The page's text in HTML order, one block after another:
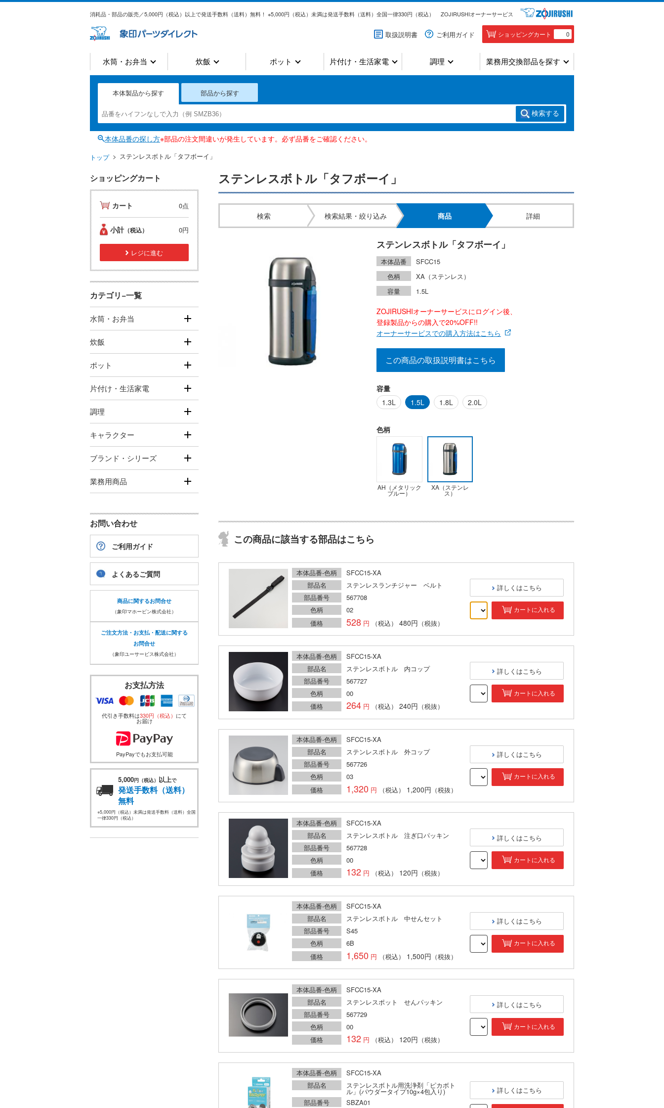
消耗品・部品の販売／5,000円（税込）以上で発送手数料（送料）無料！ ※5,000円（税込）未満は発送手数料（送料）全国一律330円（税込） ZOJIRUSHIオーナーサービス
取扱説明書 ご利用ガイド ショッピングカート 0
水筒・お弁当 炊飯 ポット 片付け・生活家電 調理 業務用交換部品を探す
本体製品から探す 部品から探す
検索する
本体品番の探し方※部品の注文間違いが発生しています。必ず品番をご確認ください。
トップ ステンレスボトル「タフボーイ」
ステンレスボトル「タフボーイ」
検索 検索結果・絞り込み 商品 詳細
ステンレスボトル「タフボーイ」
本体品番
SFCC15
色柄
XA（ステンレス）
容量
1.5L
ZOJIRUSHIオーナーサービスにログイン後、
登録製品からの購入で20%OFF!!
オーナーサービスでの購入方法はこちら
この商品の取扱説明書はこちら
容量
1.3L
1.5L 1.8L 2.0L
色柄
AH（メタリック
ブルー）
XA（ステンレ
ス）
この商品に該当する部品はこちら
本体品番-色柄
SFCC15-XA
部品名
ステンレスランチジャー ベルト
部品番号
567708
色柄
02
価格
528 （税込） 480円 （税抜）
詳しくはこちら
カートに入れる
本体品番-色柄
SFCC15-XA
部品名
ステンレスボトル 内コップ
部品番号
567727
色柄
00
価格
264 （税込） 240円 （税抜）
詳しくはこちら
カートに入れる
本体品番-色柄
SFCC15-XA
部品名
ステンレスボトル 外コップ
部品番号
567726
色柄
03
価格
1,320 （税込） 1,200円 （税抜）
詳しくはこちら
カートに入れる
本体品番-色柄
SFCC15-XA
部品名
ステンレスボトル 注ぎ口パッキン
部品番号
567728
色柄
00
価格
132 （税込） 120円 （税抜）
詳しくはこちら
カートに入れる
本体品番-色柄
SFCC15-XA
部品名
ステンレスボトル 中せんセット
部品番号
S45
色柄
6B
価格
1,650 （税込） 1,500円 （税抜）
詳しくはこちら
カートに入れる
本体品番-色柄
SFCC15-XA
部品名
ステンレスポット せんパッキン
部品番号
567729
色柄
00
価格
132 （税込） 120円 （税抜）
詳しくはこちら
カートに入れる
本体品番-色柄
SFCC15-XA
部品名
ステンレスボトル用洗浄剤「ピカボト
ル」(パウダータイプ10g×4包入り)
部品番号
SBZA01
詳しくはこちら
ショッピングカート
カート 0点
小計 （税込） 0円
レジに進む
カテゴリ−一覧
水筒・お弁当
炊飯
ポット
片付け・生活家電
調理
キャラクター
ブランド・シリーズ
業務用商品
お問い合わせ
ご利用ガイド
よくあるご質問
商品に関するお問合せ
（象印マホービン株式会社）
ご注文方法・お支払・配送に関する
お問合せ
（象印ユーサービス株式会社）
お支払方法
代引き手数料は330円（税込） にて
お届け
PayPayでもお支払可能
5,000円（税込） 以上で
発送手数料（送料）
無料
※5,000円（税込）未満は発送手数料（送料）全国
一律330円（税込）